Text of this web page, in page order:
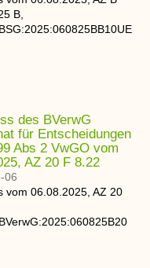
B,
des BVerwG
für Entscheidungen
Abs 2 VwGO vom
AZ 20 F 8.22
06
vom 06.08.2025, AZ 20